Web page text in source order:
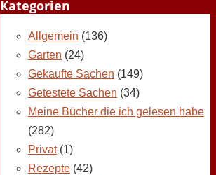
Kategorien
Allgemein (136)
Garten (24)
Gekaufte Sachen (149)
Getestete Sachen (34)
Meine Bücher die ich gelesen habe
(282)
Privat(1)
Rezepte (42)